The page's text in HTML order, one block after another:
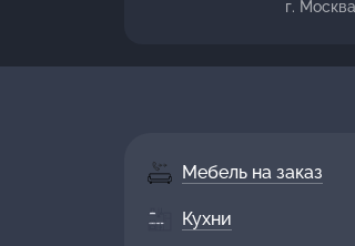
г.
Мебель на заказ
Кухни